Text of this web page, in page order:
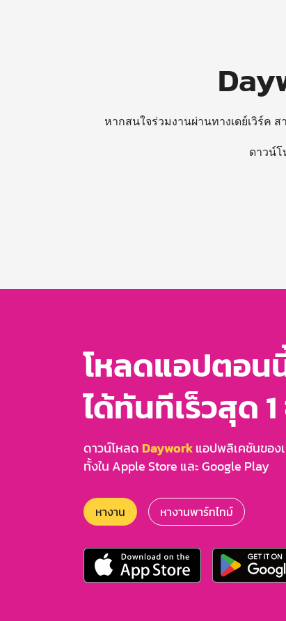
หากสนใจร่วมงานผ่านทางเดย์เวิร์ค
ดาวน์โ
โหลดแอปตอน
ได้ทันทีเร็วสุด
ดาวน์โหลด Dayworkแอปพลิเคชันของ
ทั้งใน Apple Store และ Google Play
หางาน หางานพาร์ทไทม์